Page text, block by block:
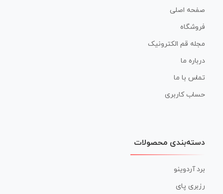
صفحه اصلی
فروشگاه
مجله قم الکترونیک
درباره ما
تماس با ما
حساب کاربری
دسته‌بندی محصولات
برد آردوینو
رزبری پای